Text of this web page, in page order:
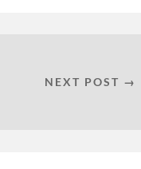
NEXT POST →